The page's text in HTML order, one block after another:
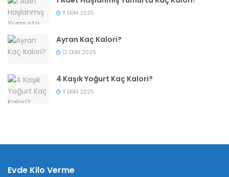
11 EKIM 2025
Ayran Kaç Kalori?
12 EKIM 2025
4 Kaşık Yoğurt Kaç Kalori?
11 EKIM 2025
Evde Kilo Verme